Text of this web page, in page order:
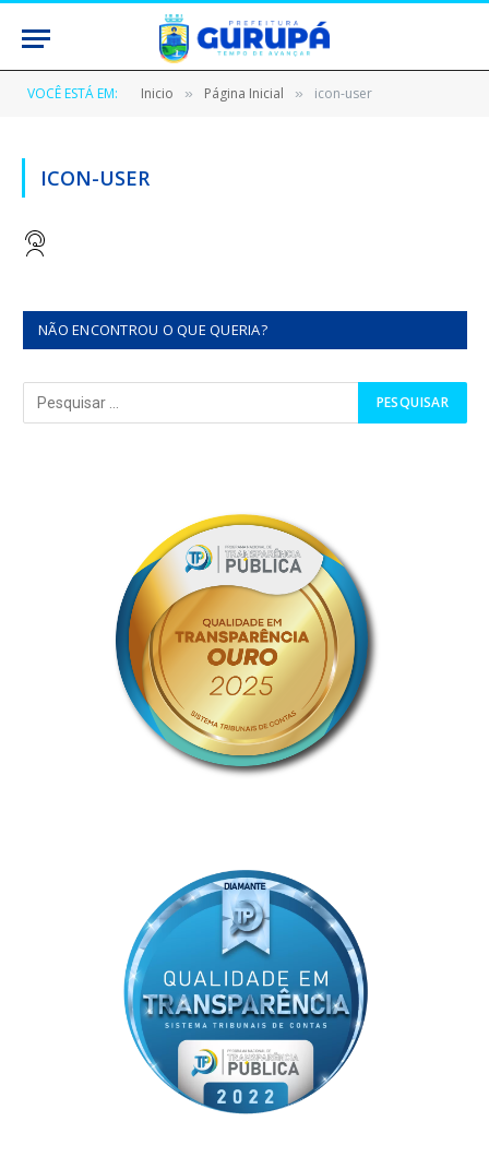
VOCÊ ESTÁ EM: Inicio » Página Inicial » icon-user
ICON-USER
NÃO ENCONTROU O QUE QUERIA?